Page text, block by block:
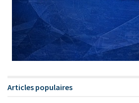
Articles populaires